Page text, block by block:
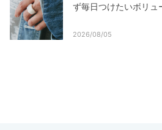
ず毎日つけたいボリュ
2026/08/05